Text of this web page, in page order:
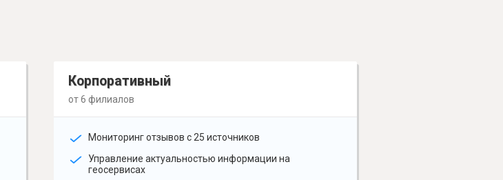
Корпоративный
от 6 филиалов
Мониторинг отзывов с 25 источников
Управление актуальностью информации на
геосервисах